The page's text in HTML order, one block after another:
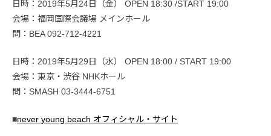
日時：2019年5月24日（金） OPEN 18:30 /START 19:00
会場：福岡国際会議場 メインホール
問：BEA 092-712-4221
日時：2019年5月29日（水） OPEN 18:00 / START 19:00
会場：東京・渋谷 NHKホール
問：SMASH 03-3444-6751
■never young beach オフィシャル・サイト